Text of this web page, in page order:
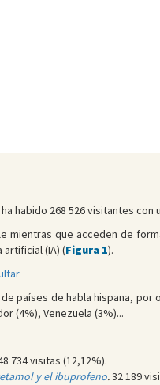
habido 268 526 visitantes con
que acceden de
(IA) (Figura 1).
países de habla hispana, por
(4%), Venezuela (3%)...
734 visitas (12,12%).
y el ibuprofeno.32 189